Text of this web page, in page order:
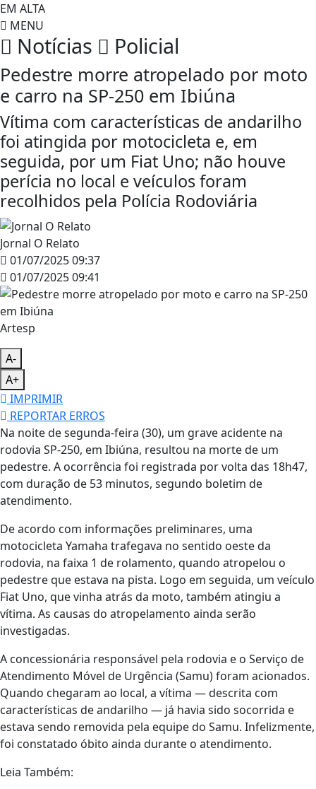
EM ALTA
MENU
Notícias Policial
Pedestre morre atropelado por moto
e carro na SP-250 em Ibiúna
Vítima com características de andarilho
foi atingida por motocicleta e, em
seguida, por um Fiat Uno; não houve
perícia no local e veículos foram
recolhidos pela Polícia Rodoviária
Jornal O Relato
01/07/2025 09:37
01/07/2025 09:41
Artesp
A-
A+
IMPRIMIR
REPORTAR ERROS
Na noite de segunda-feira (30), um grave acidente na
rodovia SP-250, em Ibiúna, resultou na morte de um
pedestre. A ocorrência foi registrada por volta das 18h47,
com duração de 53 minutos, segundo boletim de
atendimento.
De acordo com informações preliminares, uma
motocicleta Yamaha trafegava no sentido oeste da
rodovia, na faixa 1 de rolamento, quando atropelou o
pedestre que estava na pista. Logo em seguida, um veículo
Fiat Uno, que vinha atrás da moto, também atingiu a
vítima. As causas do atropelamento ainda serão
investigadas.
A concessionária responsável pela rodovia e o Serviço de
Atendimento Móvel de Urgência (Samu) foram acionados.
Quando chegaram ao local, a vítima — descrita com
características de andarilho — já havia sido socorrida e
estava sendo removida pela equipe do Samu. Infelizmente,
foi constatado óbito ainda durante o atendimento.
Leia Também: